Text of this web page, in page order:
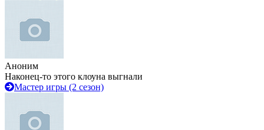
Аноним
Наконец-то этого клоуна выгнали
Мастер игры (2 сезон)